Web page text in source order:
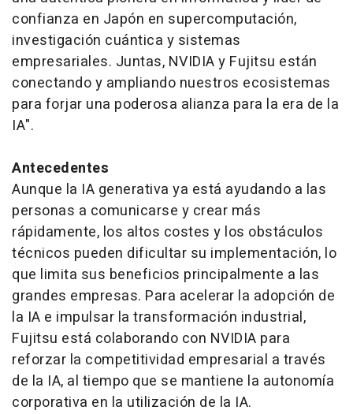
confianza en Japón en supercomputación,
investigación cuántica y sistemas
empresariales. Juntas, NVIDIA y Fujitsu están
conectando y ampliando nuestros ecosistemas
para forjar una poderosa alianza para la era de la
IA".
Antecedentes
Aunque la IA generativa ya está ayudando a las
personas a comunicarse y crear más
rápidamente, los altos costes y los obstáculos
técnicos pueden dificultar su implementación, lo
que limita sus beneficios principalmente a las
grandes empresas. Para acelerar la adopción de
la IA e impulsar la transformación industrial,
Fujitsu está colaborando con NVIDIA para
reforzar la competitividad empresarial a través
de la IA, al tiempo que se mantiene la autonomía
corporativa en la utilización de la IA.